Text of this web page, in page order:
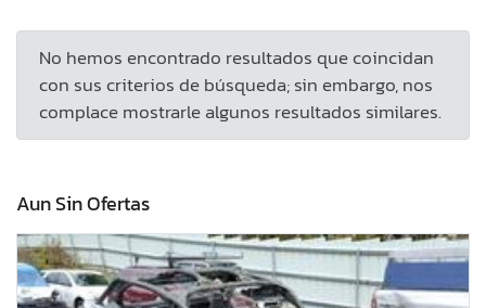
No hemos encontrado resultados que coincidan
con sus criterios de búsqueda; sin embargo, nos
complace mostrarle algunos resultados similares.
Aun Sin Ofertas